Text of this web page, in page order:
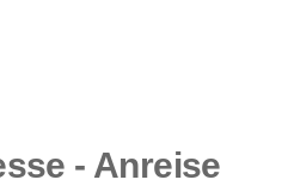
- Anreise